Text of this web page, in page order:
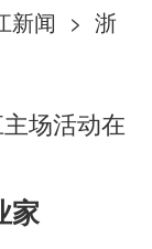
新闻 > 浙
场活动在
家